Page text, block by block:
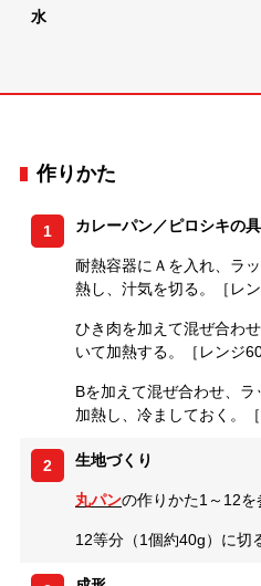
水
作りかた
1 カレーパン／ピロシキの
耐熱容器にＡを入れ、ラ
熱し、汁気を切る。［レ
ひき肉を加えて混ぜ合わ
いて加熱する。［レンジ
Bを加えて混ぜ合わせ、
加熱し、冷ましておく。
2 生地づくり
丸パンの作りかた1～12を
12等分（1個約40g）に切